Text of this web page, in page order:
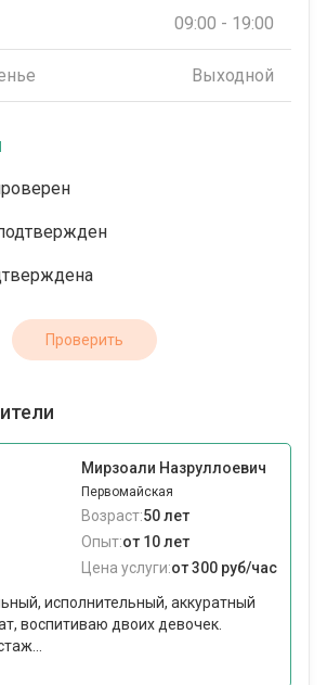
09:00 - 19:00
Выходной
Проверить
Мирзоали Назруллоевич
Первомайская
Возраст:50 лет
Опыт:от 10 лет
Цена услуги:от 300 руб/час
исполнительный, аккуратный
воспитиваю двоих девочек.